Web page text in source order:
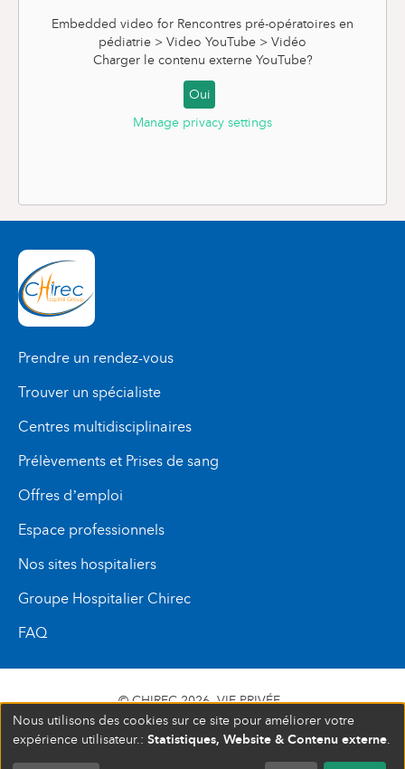
Embedded video for Rencontres pré-opératoires en
pédiatrie > Video YouTube > Vidéo
Charger le contenu externe YouTube?
Oui
Manage privacy settings
Prendre un rendez-vous
Trouver un spécialiste
Centres multidisciplinaires
Prélèvements et Prises de sang
Offres d’emploi
Espace professionnels
Nos sites hospitaliers
Groupe Hospitalier Chirec
FAQ
© CHIREC 2026 VIE PRIVÉE
SIÈGE SOCIAL BOULEVARD DU TRIOMPHE 201 1160
BRUXELLES N° D’ENTREPRISE : 472 937 059
Nous utilisons des cookies sur ce site pour améliorer votre
expérience utilisateur.: Statistiques, Website & Contenu externe.